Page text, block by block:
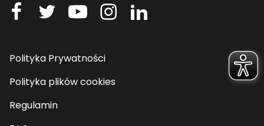
Polityka Prywatności
Polityka plików cookies
Regulamin